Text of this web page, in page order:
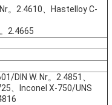
。2.4610、Hastelloy C-
2.4665
DIN W. Nr。2.4851、
、Inconel X-750/UNS